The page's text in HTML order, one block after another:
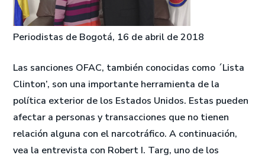
Periodistas de Bogotá, 16 de abril de 2018
Las sanciones OFAC, también conocidas como ´Lista
Clinton’, son una importante herramienta de la
política exterior de los Estados Unidos. Estas pueden
afectar a personas y transacciones que no tienen
relación alguna con el narcotráfico. A continuación,
vea la entrevista con Robert I. Targ, uno de los